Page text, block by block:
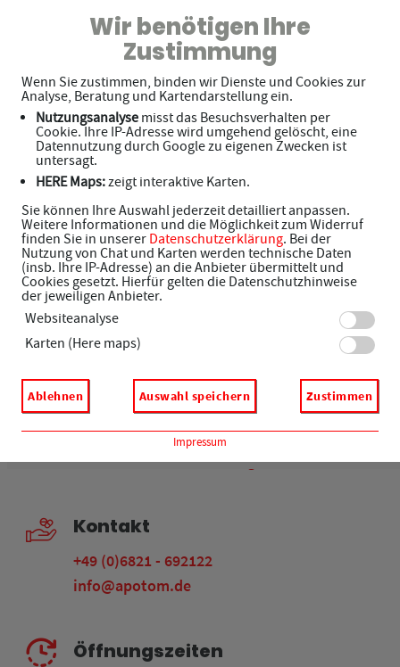
Wir benötigen Ihre
Zustimmung
Wenn Sie zustimmen, binden wir Dienste und Cookies zur
Analyse, Beratung und Kartendarstellung ein.
Nutzungsanalyse misst das Besuchsverhalten per
Cookie. Ihre IP-Adresse wird umgehend gelöscht, eine
Datennutzung durch Google zu eigenen Zwecken ist
untersagt.
HERE Maps:zeigt interaktive Karten.
Sie können Ihre Auswahl jederzeit detailliert anpassen.
Weitere Informationen und die Möglichkeit zum Widerruf
finden Sie in unserer Datenschutzerklärung. Bei der
Nutzung von Chat und Karten werden technische Daten
(insb. Ihre IP-Adresse) an die Anbieter übermittelt und
Cookies gesetzt. Hierfür gelten die Datenschutzhinweise
der jeweiligen Anbieter.
Websiteanalyse
Karten (Here maps)
Ablehnen Auswahl speichern Zustimmen
Impressum
THOMAS MANN APOTHEKE
Willkommen in Ihrer Apotheke
Ihre Gesundheitsberatung vor Ort
Adresse
Hüngersbergstr. 1
Reservierung
Arzneimittel Reservierung
Kontakt
+49 (0)6821 - 692122
info@apotom.de
Öffnungszeiten